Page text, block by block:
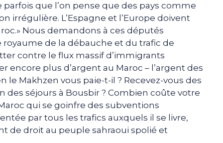
que l’on pense que des pays comme
irrégulière. L’Espagne et l’Europe doivent
Nous demandons à ces députés
de la débauche et du trafic de
contre le flux massif d’immigrants
encore plus d’argent au Maroc – l’argent des
Makhzen vous paie-t-il ? Recevez-vous des
des séjours à Bousbir ? Combien coûte votre
qui se goinfre des subventions
par tous les trafics auxquels il se livre,
de droit au peuple sahraoui spolié et